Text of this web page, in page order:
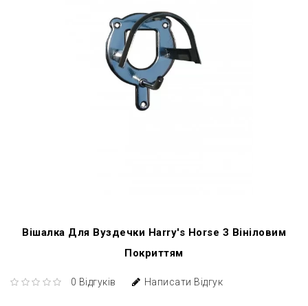
Вішалка Для Вуздечки Harry's Horse З Вініловим
Покриттям
0 Відгуків Написати Відгук